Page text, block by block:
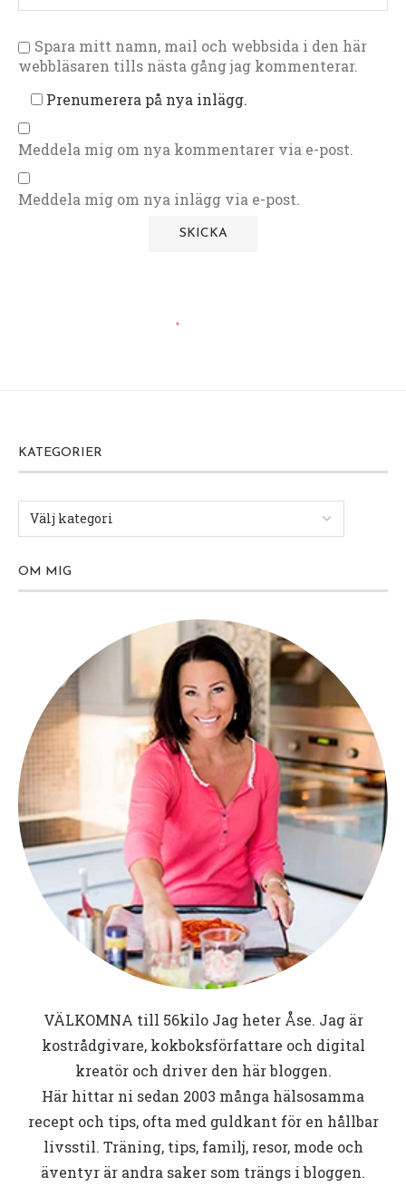
Spara mitt namn, mail och webbsida i den här
webbläsaren tills nästa gång jag kommenterar.
Prenumerera på nya inlägg.
Meddela mig om nya kommentarer via e-post.
Meddela mig om nya inlägg via e-post.
KATEGORIER
OM MIG
VÄLKOMNA till 56kiloJag heter Åse. Jag är
kostrådgivare, kokboksförfattare och digital
kreatör och driver den här bloggen.
Här hittar ni sedan 2003 många hälsosamma
recept och tips, ofta med guldkant för en hållbar
livsstil. Träning, tips, familj, resor, mode och
äventyr är andra saker som trängs i bloggen.